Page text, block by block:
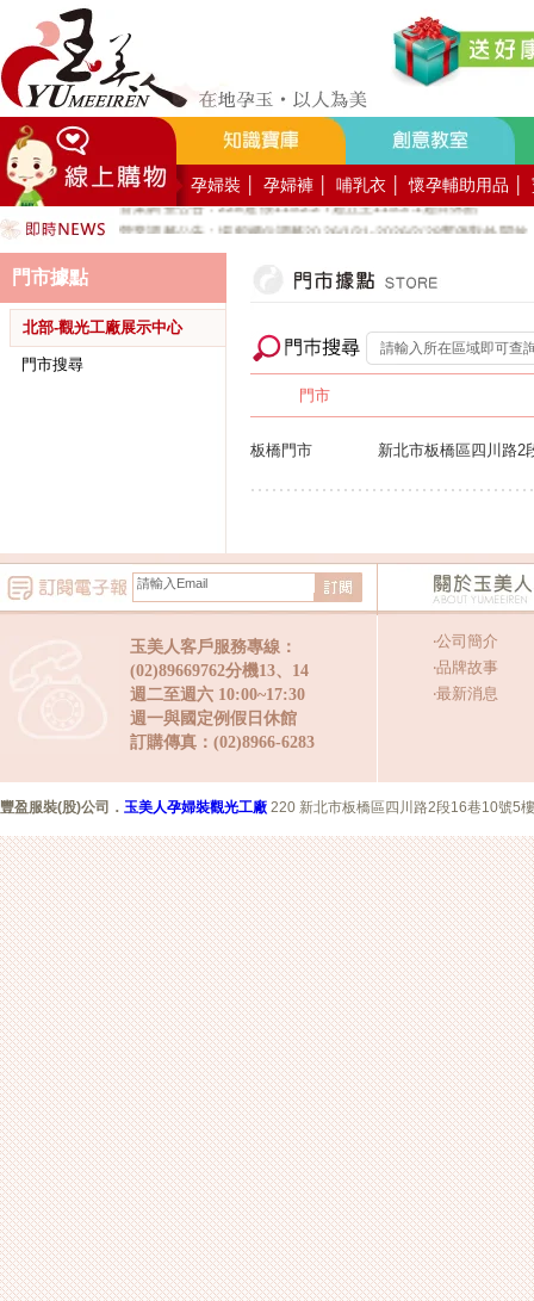
孕婦裝 孕婦褲 哺乳衣 懷孕輔助用品
好YUN香隨束口袋DIY2026-8月活動報名
營業調整公告：員工教育訓練115.8.1週六全館不對外開放
營業調整公告：115.7.18週六至115.7.19週日休館
營業調整公告：端午連假115.6.19週五至115.6.21週日休館
營業調整公告：五一勞動節連假115.5.1週五至115.5.4週一休館
營業調整公告：兒童節/清明連假115.4.3週五至115.4.6週一休館
營業調整公告：228連假115.2.27週五至115.3.1週日休館
營業調整公告：場館櫃位調整2026/1/31-2026/2/28暫停對外開放
公司總機服務專線02-89669762
玉美人，竭誠歡迎您的加入~新加入會員送購物金100元~
玉美人.板橋門市.觀光工廠歡迎大家使用國民旅遊卡消費!
門市據點
北部-觀光工廠展示中心
門市搜尋
門市
板橋門市 新北市板橋區四川路2
玉美人客戶服務專線：
(02)89669762分機13、14
週二至週六 10:00~17:30
週一與國定例假日休館
訂購傳真：(02)8966-6283
‧公司簡介
‧品牌故事
‧最新消息
豐盈服裝(股)公司 ． 玉美人孕婦裝觀光工廠 220 新北市板橋區四川路2段16巷10號